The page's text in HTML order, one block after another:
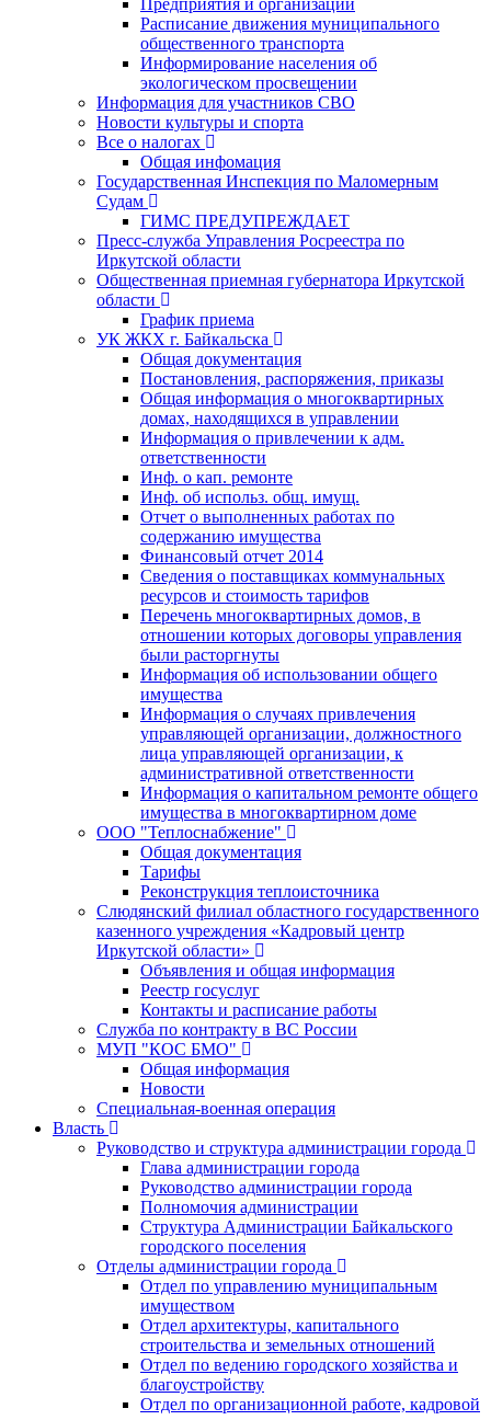
Расписание движения муниципального
общественного транспорта
Информирование населения об
экологическом просвещении
Информация для участников СВО
Новости культуры и спорта
Все о налогах
Общая инфомация
Государственная Инспекция по Маломерным
Судам
ГИМС ПРЕДУПРЕЖДАЕТ
Пресс-служба Управления Росреестра по
Иркутской области
Общественная приемная губернатора Иркутской
области
График приема
УК ЖКХ г. Байкальска
Общая документация
Постановления, распоряжения, приказы
Общая информация о многоквартирных
домах, находящихся в управлении
Информация о привлечении к адм.
ответственности
Инф. о кап. ремонте
Инф. об использ. общ. имущ.
Отчет о выполненных работах по
содержанию имущества
Финансовый отчет 2014
Сведения о поставщиках коммунальных
ресурсов и стоимость тарифов
Перечень многоквартирных домов, в
отношении которых договоры управления
были расторгнуты
Информация об использовании общего
имущества
Информация о случаях привлечения
управляющей организации, должностного
лица управляющей организации, к
административной ответственности
Информация о капитальном ремонте общего
имущества в многоквартирном доме
ООО "Теплоснабжение"
Общая документация
Тарифы
Реконструкция теплоисточника
Слюдянский филиал областного государственного
казенного учреждения «Кадровый центр
Иркутской области»
Объявления и общая информация
Реестр госуслуг
Контакты и расписание работы
Служба по контракту в ВС России
МУП "КОС БМО"
Общая информация
Новости
Специальная-военная операция
Власть
Руководство и структура администрации города
Глава администрации города
Руководство администрации города
Полномочия администрации
Структура Администрации Байкальского
городского поселения
Отделы администрации города
Отдел по управлению муниципальным
имуществом
Отдел архитектуры, капитального
строительства и земельных отношений
Отдел по ведению городского хозяйства и
благоустройству
Отдел по организационной работе, кадровой